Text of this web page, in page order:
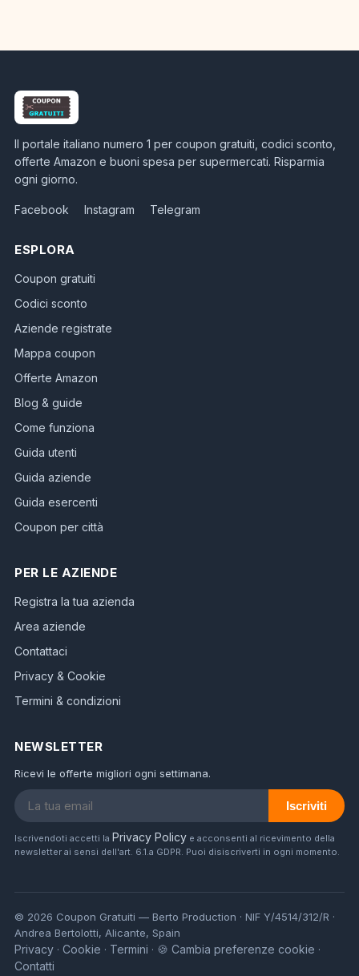
Il portale italiano numero 1 per coupon gratuiti, codici sconto,
offerte Amazon e buoni spesa per supermercati. Risparmia
ogni giorno.
Facebook Instagram Telegram
ESPLORA
Coupon gratuiti
Codici sconto
Aziende registrate
Mappa coupon
Offerte Amazon
Blog & guide
Come funziona
Guida utenti
Guida aziende
Guida esercenti
Coupon per città
PER LE AZIENDE
Registra la tua azienda
Area aziende
Contattaci
Privacy & Cookie
Termini & condizioni
NEWSLETTER
Ricevi le offerte migliori ogni settimana.
Iscriviti
Iscrivendoti accetti la Privacy Policy e acconsenti al ricevimento della
newsletter ai sensi dell'art. 6.1.a GDPR. Puoi disiscriverti in ogni momento.
© 2026 Coupon Gratuiti — Berto Production · NIF Y/4514/312/R ·
Andrea Bertolotti, Alicante, Spain
Privacy · Cookie · Termini · 🍪 Cambia preferenze cookie ·
Contatti